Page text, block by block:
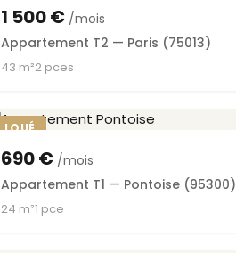
1 500 €/mois
Appartement T2 — Paris (75013)
43 m²2 pces
LOUÉ
690 €/mois
Appartement T1 — Pontoise (95300)
24 m²1 pce